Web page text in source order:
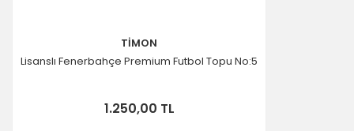
TİMON
Lisanslı Fenerbahçe Premium Futbol Topu No:5
1.250,00 TL